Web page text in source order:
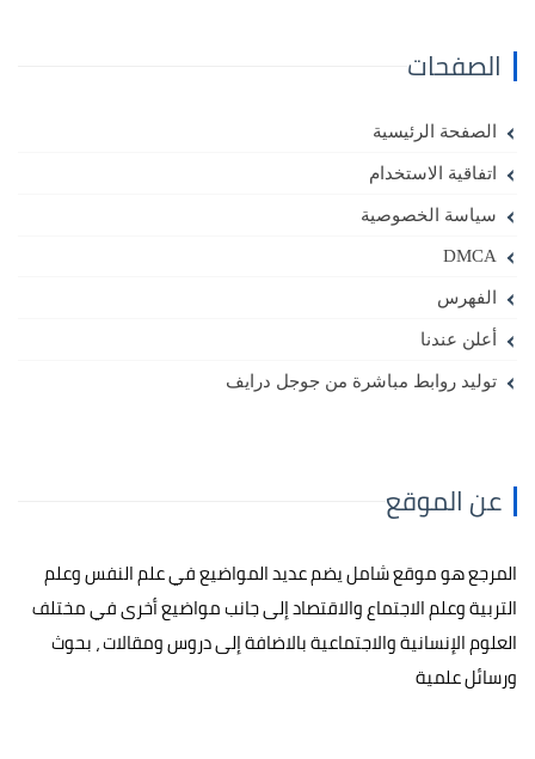
الصفحات
الصفحة الرئيسية
اتفاقية الاستخدام
سياسة الخصوصية
DMCA
الفهرس
أعلن عندنا
توليد روابط مباشرة من جوجل درايف
عن الموقع
المرجع هو موقع شامل يضم عديد المواضيع في علم النفس وعلم
التربية وعلم الاجتماع والاقتصاد إلى جانب مواضيع أخرى في مختلف
العلوم الإنسانية والاجتماعية بالاضافة إلى دروس ومقالات ، بحوث
ورسائل علمية